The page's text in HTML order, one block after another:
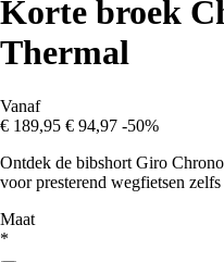
Korte broek
Thermal
Vanaf
€ 189,95 € 94,97 -50%
Ontdek de bibshort Giro
voor presterend wegfietsen
Maat
*